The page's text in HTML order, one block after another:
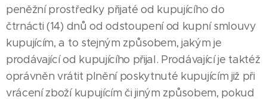
peněžní prostředky přijaté od kupujícího do
čtrnácti (14) dnů od odstoupení od kupní smlouvy
kupujícím, a to stejným způsobem, jakým je
prodávající od kupujícího přijal. Prodávající je taktéž
oprávněn vrátit plnění poskytnuté kupujícím již při
vrácení zboží kupujícím či jiným způsobem, pokud